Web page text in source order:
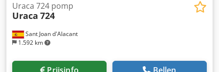
Sant Joan d'Alacant
1.592 km
Uraca 724 pomp
Uraca 724